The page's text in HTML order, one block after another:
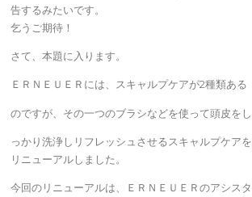
告するみたいです。
乞うご期待！
さて、本題に入ります。
ＥＲＮＥＵＥＲには、スキャルプケアが2種類ある
のですが、その一つのブラシなどを使って頭皮をし
っかり洗浄しリフレッシュさせるスキャルプケアを
リニューアルしました。
今回のリニューアルは、ＥＲＮＥＵＥＲのアシスタ